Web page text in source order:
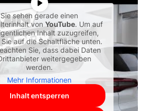
Sie sehen gerade einen
vonYouTube. Um auf
Inhalt zuzugreifen,
auf die Schaltfläche unten.
Sie, dass dabei Daten
weitergegeben
werden.
Mehr Informationen
Inhalt entsperren